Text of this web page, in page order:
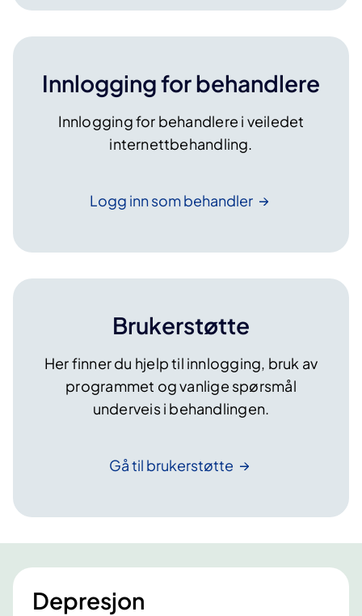
Innlogging for behandlere
Innlogging for behandlere i veiledet
internettbehandling.
Logg inn sombehandler
Brukerstøtte
Her finner du hjelp til innlogging, bruk av
programmet og vanlige spørsmål
underveis i behandlingen.
Gå til brukerstøtte
Depresjon